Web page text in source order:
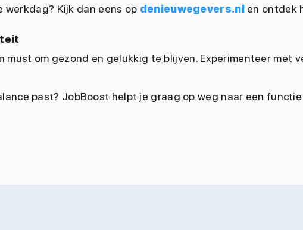
werkdag? Kijk dan eens op denieuwegevers.nlen ontdek
must om gezond en gelukkig te blijven. Experimenteer met
past? JobBoost helpt je graag op weg naar een